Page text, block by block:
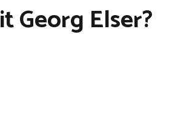
Georg Elser?